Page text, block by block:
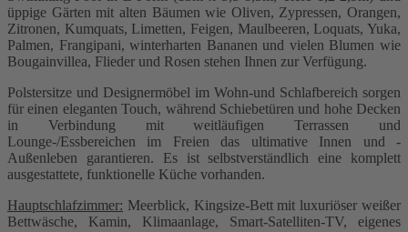
üppige Gärten mit alten Bäumen wie Oliven, Zypressen, Orangen,
Zitronen, Kumquats, Limetten, Feigen, Maulbeeren, Loquats, Yuka,
Palmen, Frangipani, winterharten Bananen und vielen Blumen wie
Bougainvillea, Flieder und Rosen stehen Ihnen zur Verfügung.
Polstersitze und Designermöbel im Wohn-und Schlafbereich sorgen
für einen eleganten Touch, während Schiebetüren und hohe Decken
in Verbindung mit weitläufigen Terrassen und
Lounge-/Essbereichen im Freien das ultimative Innen und -
Außenleben garantieren. Es ist selbstverständlich eine komplett
ausgestattete, funktionelle Küche vorhanden.
Hauptschlafzimmer: Meerblick, Kingsize-Bett mit luxuriöser weißer
Bettwäsche, Kamin, Klimaanlage, Smart-Satelliten-TV, eigenes